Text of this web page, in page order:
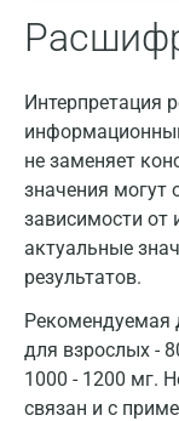
Интерпретация
не заменяет
значения могут
зависимости от
актуальные
результатов.
Рекомендуемая
для взрослых -
1000 - 1200 мг.
связан и с